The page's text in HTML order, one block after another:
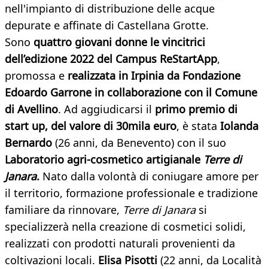
nell'impianto di distribuzione delle acque
depurate e affinate di Castellana Grotte.
Sono quattro giovani donne le vincitrici
dell’edizione 2022 del Campus ReStartApp,
promossa e realizzata in Irpinia da Fondazione
Edoardo Garrone in collaborazione con il Comune
di Avellino. Ad aggiudicarsi il primo premio di
start up, del valore di 30mila euro, è stata Iolanda
Bernardo (26 anni, da Benevento) con il suo
Laboratorio agri-cosmetico artigianale Terre di
Janara. Nato dalla volontà di coniugare amore per
il territorio, formazione professionale e tradizione
familiare da rinnovare, Terre di Janarasi
specializzerà nella creazione di cosmetici solidi,
realizzati con prodotti naturali provenienti da
coltivazioni locali. Elisa Pisotti (22 anni, da Località